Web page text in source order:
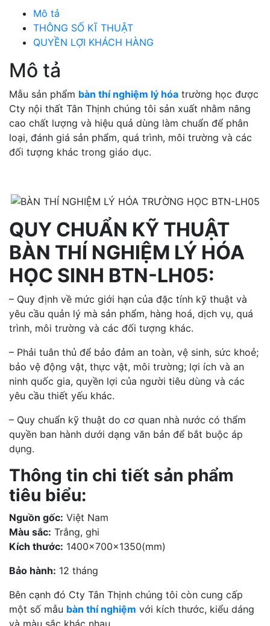
Mô tả
THÔNG SỐ KĨ THUẬT
QUYỀN LỢI KHÁCH HÀNG
Mô tả
Mẫu sản phẩm bàn thí nghiệm lý hóa trường học được
Cty nội thất Tân Thịnh chúng tôi sản xuất nhằm nâng
cao chất lượng và hiệu quả dùng làm chuẩn để phân
loại, đánh giá sản phẩm, quá trình, môi trường và các
đối tượng khác trong giáo dục.
QUY CHUẨN KỸ THUẬT
BÀN THÍ NGHIỆM LÝ HÓA
HỌC SINH BTN-LH05:
– Quy định về mức giới hạn của đặc tính kỹ thuật và
yêu cầu quản lý mà sản phẩm, hàng hoá, dịch vụ, quá
trình, môi trường và các đối tượng khác.
– Phải tuân thủ để bảo đảm an toàn, vệ sinh, sức khoẻ;
bảo vệ động vật, thực vật, môi trường; lợi ích và an
ninh quốc gia, quyền lợi của người tiêu dùng và các
yêu cầu thiết yếu khác.
– Quy chuẩn kỹ thuật do cơ quan nhà nước có thẩm
quyền ban hành dưới dạng văn bản để bắt buộc áp
dụng.
Thông tin chi tiết sản phẩm
tiêu biểu:
Nguồn gốc: Việt Nam
Màu sắc: Trắng, ghi
Kích thước: 1400x700x1350(mm)
Bảo hành: 12 tháng
Bên cạnh đó Cty Tân Thịnh chúng tôi còn cung cấp
một số mẫu bàn thí nghiệm với kích thước, kiểu dáng
và màu sắc khác nhau.